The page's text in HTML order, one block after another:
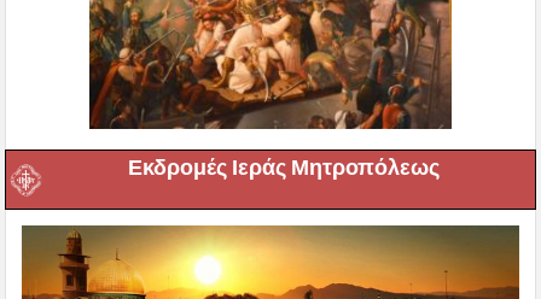
Εκδρομές Ιεράς Μητροπόλεως